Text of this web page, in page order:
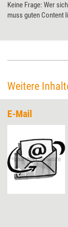
Keine Frage: Wer
muss guten Content
Weitere
E-Mail